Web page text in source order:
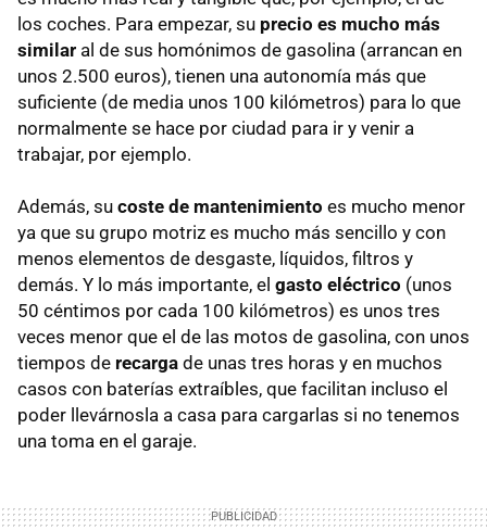
los coches. Para empezar, su precio es mucho más
similar al de sus homónimos de gasolina (arrancan en
unos 2.500 euros), tienen una autonomía más que
suficiente (de media unos 100 kilómetros) para lo que
normalmente se hace por ciudad para ir y venir a
trabajar, por ejemplo.
Además, su coste de mantenimiento es mucho menor
ya que su grupo motriz es mucho más sencillo y con
menos elementos de desgaste, líquidos, filtros y
demás. Y lo más importante, el gasto eléctrico (unos
50 céntimos por cada 100 kilómetros) es unos tres
veces menor que el de las motos de gasolina, con unos
tiempos de recarga de unas tres horas y en muchos
casos con baterías extraíbles, que facilitan incluso el
poder llevárnosla a casa para cargarlas si no tenemos
una toma en el garaje.